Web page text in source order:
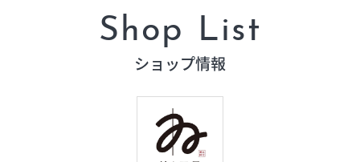
プロフィール
フロアガイド
ショップリスト
Shop List
ショップ情報